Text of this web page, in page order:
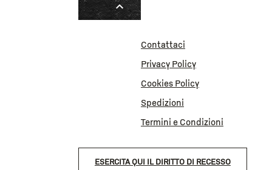
expand_less
Contattaci
Privacy Policy
Cookies Policy
Spedizioni
Termini e Condizioni
ESERCITA QUI IL DIRITTO DI RECESSO